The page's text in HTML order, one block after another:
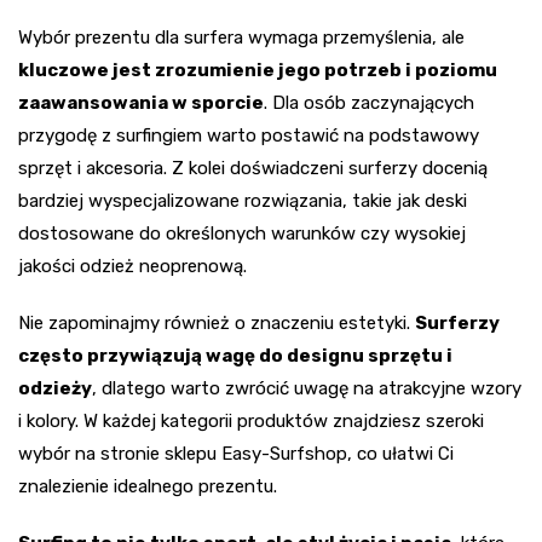
Wybór prezentu dla surfera wymaga przemyślenia, ale
kluczowe jest zrozumienie jego potrzeb i poziomu
zaawansowania w sporcie. Dla osób zaczynających
przygodę z surfingiem warto postawić na podstawowy
sprzęt i akcesoria. Z kolei doświadczeni surferzy docenią
bardziej wyspecjalizowane rozwiązania, takie jak deski
dostosowane do określonych warunków czy wysokiej
jakości odzież neoprenową.
Nie zapominajmy również o znaczeniu estetyki. Surferzy
często przywiązują wagę do designu sprzętu i
odzieży, dlatego warto zwrócić uwagę na atrakcyjne wzory
i kolory. W każdej kategorii produktów znajdziesz szeroki
wybór na stronie sklepu Easy-Surfshop, co ułatwi Ci
znalezienie idealnego prezentu.